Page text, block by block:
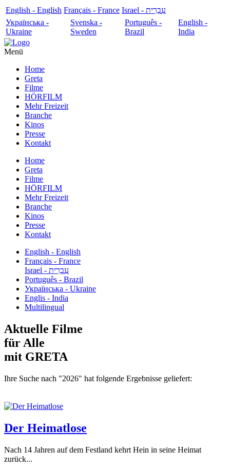
English - English Français - France
עִבְרִית - Israel
Українська -
Ukraine
Svenska -
Sweden
Português -
Brazil
English -
India
Menü
Home
Greta
Filme
HÖRFILM
Mehr Freizeit
Branche
Kinos
Presse
Kontakt
Home
Greta
Filme
HÖRFILM
Mehr Freizeit
Branche
Kinos
Presse
Kontakt
English - English
Français - France
עִבְרִית - Israel
Português - Brazil
Українська - Ukraine
Englis - India
Multilingual
Aktuelle Filme
für Alle
mit GRETA
Ihre Suche nach "2026" hat folgende Ergebnisse geliefert:
Der Heimatlose
Nach 14 Jahren auf dem Festland kehrt Hein in seine Heimat
zurück...